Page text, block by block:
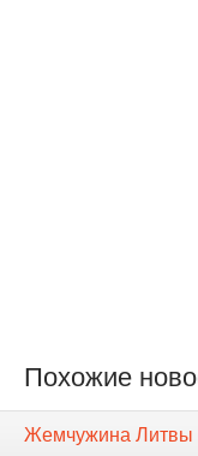
Похожие
Жемчужина Литвы